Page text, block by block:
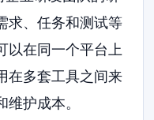
求、任务和测试等
以在同一个平台上
在多套工具之间来
护成本。